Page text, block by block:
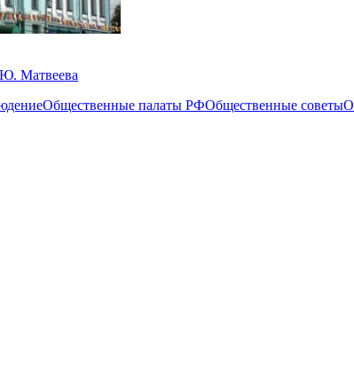
Матвеева
Общественные палаты РФОбщественные советы